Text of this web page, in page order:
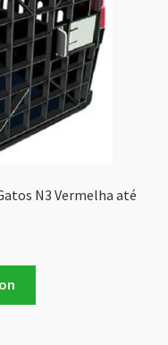
N3 Vermelha até